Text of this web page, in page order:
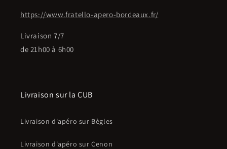
https://www.fratello-apero-bordeaux.fr/
Livraison 7/7
de 21h00 à 6h00
Livraison sur la CUB
Livraison d'apéro sur Bègles
Livraison d'apéro sur Cenon